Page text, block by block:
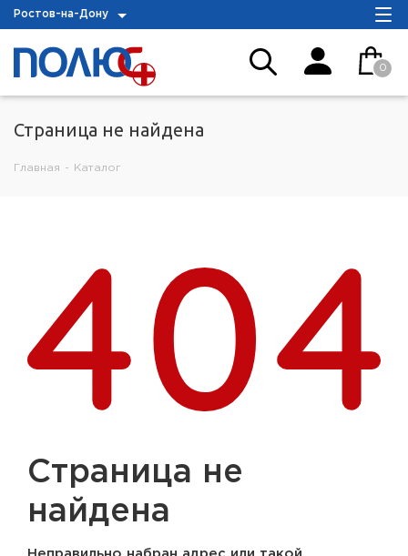
Ростов-на-Дону
0
Страница не найдена
Главная - Каталог
Страница не
найдена